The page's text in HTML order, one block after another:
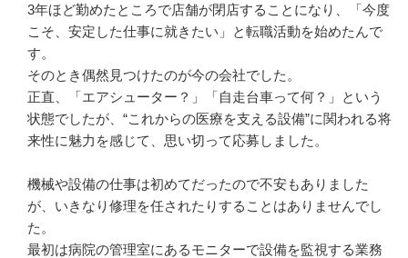
3年ほど勤めたところで店舗が閉店することになり、「今度
こそ、安定した仕事に就きたい」と転職活動を始めたんで
す。
そのとき偶然見つけたのが今の会社でした。
正直、「エアシューター？」「自走台車って何？」という
状態でしたが、“これからの医療を支える設備”に関われる将
来性に魅力を感じて、思い切って応募しました。
機械や設備の仕事は初めてだったので不安もありました
が、いきなり修理を任されたりすることはありませんでし
た。
最初は病院の管理室にあるモニターで設備を監視する業務